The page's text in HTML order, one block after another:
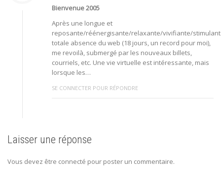
Bienvenue 2005
Après une longue et
reposante/réénergisante/relaxante/vivifiante/
totale absence du web (18 jours, un record pour moi),
me revoilà, submergé par les nouveaux billets,
courriels, etc. Une vie virtuelle est intéressante, mais
lorsque les…
SE CONNECTER POUR RÉPONDRE
Laisser une réponse
Vous devez être connecté pour poster un commentaire.